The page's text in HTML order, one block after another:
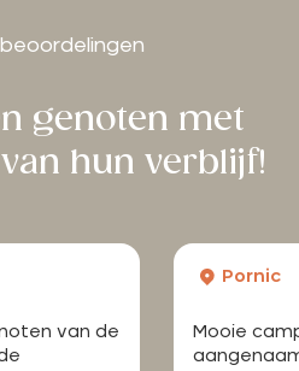
genoten met
hun verblijf!
van de
Pornic
Mooie